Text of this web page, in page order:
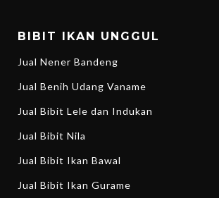
BIBIT IKAN UNGGUL
Jual Nener Bandeng
Jual Benih Udang Vaname
Jual Bibit Lele dan Indukan
Jual Bibit Nila
Jual Bibit Ikan Bawal
Jual Bibit Ikan Gurame